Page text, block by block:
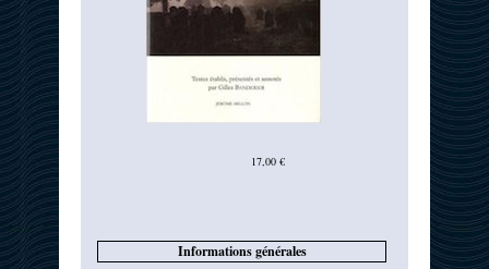
17,00 €
Informations générales